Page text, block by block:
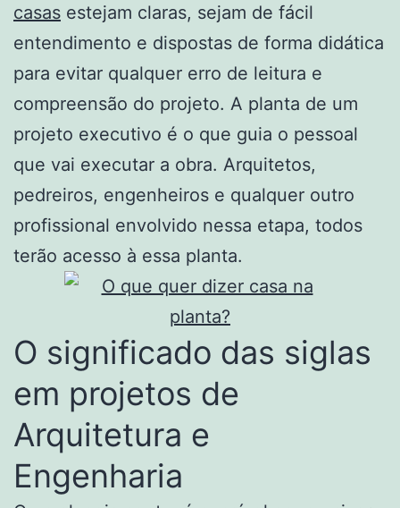
casas estejam claras, sejam de fácil
entendimento e dispostas de forma didática
para evitar qualquer erro de leitura e
compreensão do projeto. A planta de um
projeto executivo é o que guia o pessoal
que vai executar a obra. Arquitetos,
pedreiros, engenheiros e qualquer outro
profissional envolvido nessa etapa, todos
terão acesso à essa planta.
O significado das siglas
em projetos de
Arquitetura e
Engenharia